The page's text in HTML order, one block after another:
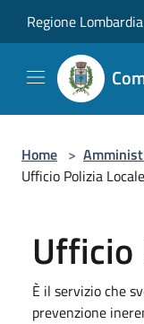
Regione Lombardia
Home >
Ufficio Polizia Locale
Ufficio
È il servizio che
prevenzione